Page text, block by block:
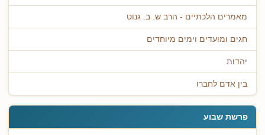
מאמרים הלכתיים - הרב ש. ב. גנוט
חגים ומועדים וימים מיוחדים
יהדות
בין אדם לחברו
פרשת שבוע